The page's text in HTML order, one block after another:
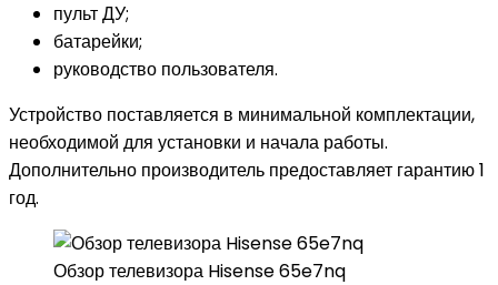
пульт ДУ;
батарейки;
руководство пользователя.
Устройство поставляется в минимальной комплектации,
необходимой для установки и начала работы.
Дополнительно производитель предоставляет гарантию 1
год.
Обзор телевизора Hisense 65e7nq